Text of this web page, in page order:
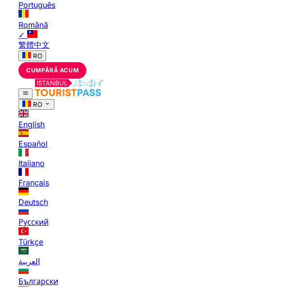
Português
Română
✓
繁體中文
RO
CUMPĂRĂ ACUM
RO
English
Español
Italiano
Français
Deutsch
Русский
Türkçe
العربية
Български